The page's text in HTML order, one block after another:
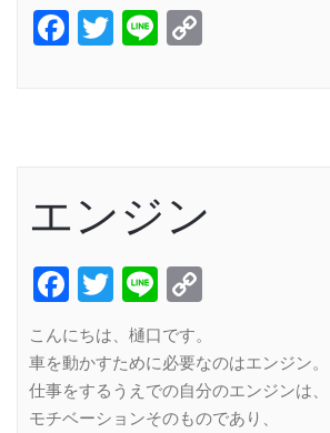
Facebook
Twitter
Line
エンジン
Facebook
Twitter
Line
こんにちは、樋口です。
車を動かすために必要なのはエンジン。
仕事をするうえでの自分のエンジンは、
モチベーションそのものであり、